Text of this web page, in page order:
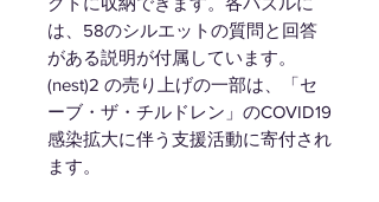
は、58のシルエットの質問と回答
がある説明が付属しています。
(nest)2 の売り上げの一部は、「セ
ーブ・ザ・チルドレン」のCOVID19
感染拡大に伴う支援活動に寄付され
ます。